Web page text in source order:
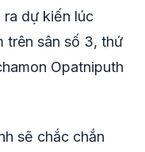
ra dự kiến lúc
trên sân số 3, thứ
Opatniputh
sẽ chắc chắn